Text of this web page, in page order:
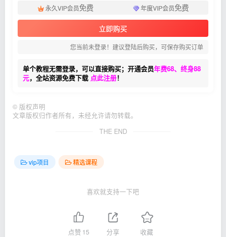
永久VIP会员免费 年度VIP会员免费
立即购买
您当前未登录！建议登陆后购买，可保存购买订单
单个教程无需登录，可以直接购买；开通会员年费68、终身88
元，全站资源免费下载 点此注册！
© 版权声明
文章版权归作者所有，未经允许请勿转载。
THE END
vip项目 精选课程
喜欢就支持一下吧
点赞 15 分享 收藏